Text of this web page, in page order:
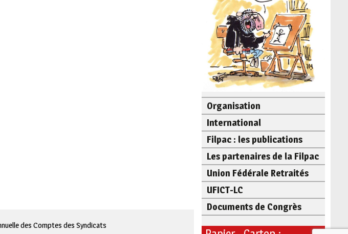
des Comptes des Syndicats
Organisation
International
Filpac : les publications
Les partenaires de la Filpac
Union Fédérale Retraités
UFICT-LC
Documents de Congrès